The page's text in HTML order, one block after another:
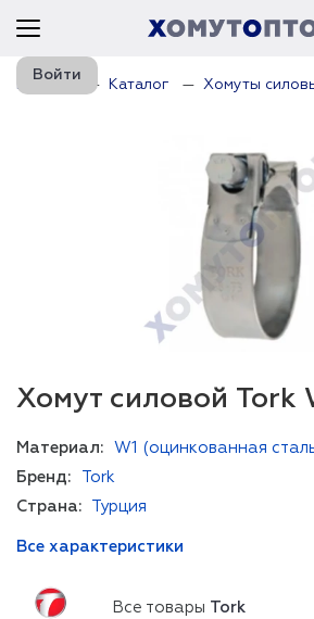
Войти
Главная Каталог Хомуты
Хомут силовой Tork
Материал:
W1 (оцинкованная
Бренд:
Tork
Страна:
Турция
Все характеристики
Все товары Tork